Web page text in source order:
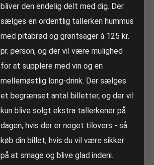
bliver den endelig delt med dig. Der
sælges en ordentlig tallerken hummus
med pitabrød og grøntsager á 125 kr.
pr. person, og der vil være mulighed
for at supplere med vin og en
mellemøstlig long-drink. Der sælges
et begrænset antal billetter, og der vil
kun blive solgt ekstra tallerkener på
dagen, hvis der er noget tilovers - så
køb din billet, hvis du vil være sikker
på at smage og blive glad indeni.